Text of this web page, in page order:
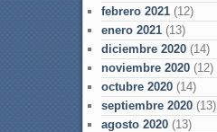
febrero 2021(12)
enero 2021(13)
diciembre 2020(14)
noviembre 2020(12)
octubre 2020(14)
septiembre 2020(13)
agosto 2020(13)